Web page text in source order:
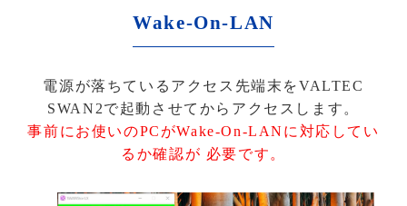
Wake-On-LAN
電源が落ちているアクセス先端末をVALTEC
SWAN2で起動させてからアクセスします。
事前にお使いのPCがWake-On-LANに対応してい
るか確認が 必要です。